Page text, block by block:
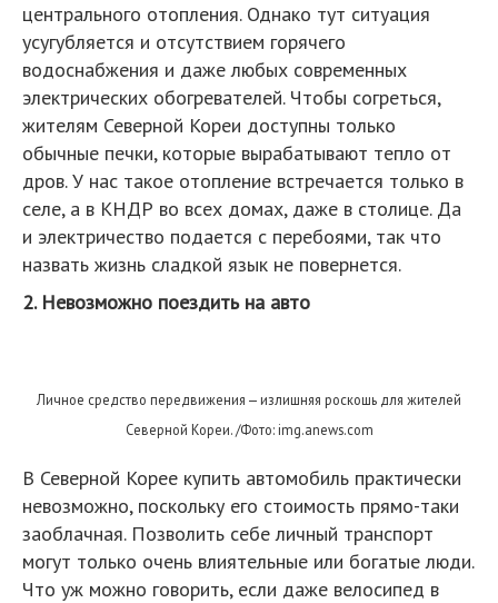
центрального отопления. Однако тут ситуация
усугубляется и отсутствием горячего
водоснабжения и даже любых современных
электрических обогревателей. Чтобы согреться,
жителям Северной Кореи доступны только
обычные печки, которые вырабатывают тепло от
дров. У нас такое отопление встречается только в
селе, а в КНДР во всех домах, даже в столице. Да
и электричество подается с перебоями, так что
назвать жизнь сладкой язык не повернется.
2. Невозможно поездить на авто
Личное средство передвижения — излишняя роскошь для жителей
Северной Кореи. /Фото: img.anews.com
В Северной Корее купить автомобиль практически
невозможно, поскольку его стоимость прямо-таки
заоблачная. Позволить себе личный транспорт
могут только очень влиятельные или богатые люди.
Что уж можно говорить, если даже велосипед в